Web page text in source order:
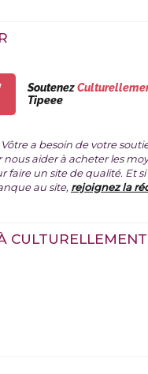
Soutenez
Tipeee
a besoin de votre
aider à acheter les
faire un site de qualité. Et
au site, rejoignez la